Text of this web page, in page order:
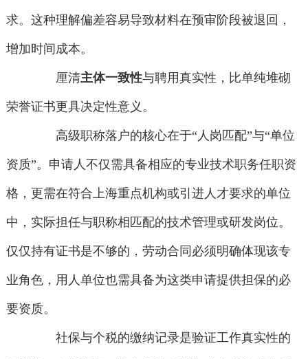
求。这种理解偏差容易导致材料在预审阶段被退回，
增加时间成本。
厘清主体一致性与聘用真实性，比单纯堆砌
荣誉证书更具决定性意义。
高级职称落户的核心在于“人岗匹配”与“单位
资质”。申请人不仅需具备相应的专业技术职务任职资
格，更需在符合上海重点机构或引进人才要求的单位
中，实际担任与职称相匹配的技术管理或研发岗位。
仅仅持有证书是不够的，劳动合同必须明确体现该专
业角色，用人单位也需具备为这类申请提供担保的必
要资质。
社保与个税的缴纳记录是验证工作真实性的